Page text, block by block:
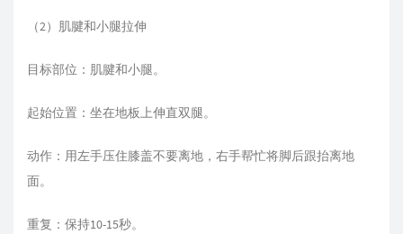
（2）肌腱和小腿拉伸
目标部位：肌腱和小腿。
起始位置：坐在地板上伸直双腿。
动作：用左手压住膝盖不要离地，右手帮忙将脚后跟抬离地
面。
重复：保持10-15秒。